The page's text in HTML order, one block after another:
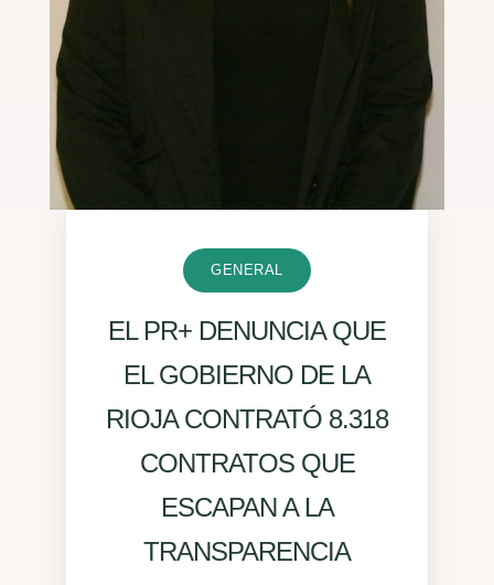
GENERAL
EL PR+ DENUNCIA QUE
EL GOBIERNO DE LA
RIOJA CONTRATÓ 8.318
CONTRATOS QUE
ESCAPAN A LA
TRANSPARENCIA